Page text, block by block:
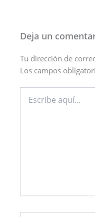
Deja un
Tu dirección de
Los campos
aquí...